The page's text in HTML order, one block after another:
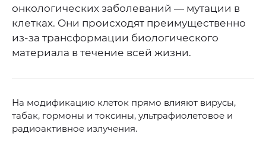
онкологических заболеваний — мутации в
клетках. Они происходят преимущественно
из-за трансформации биологического
материала в течение всей жизни.
На модификацию клеток прямо влияют вирусы,
табак, гормоны и токсины, ультрафиолетовое и
радиоактивное излучения.